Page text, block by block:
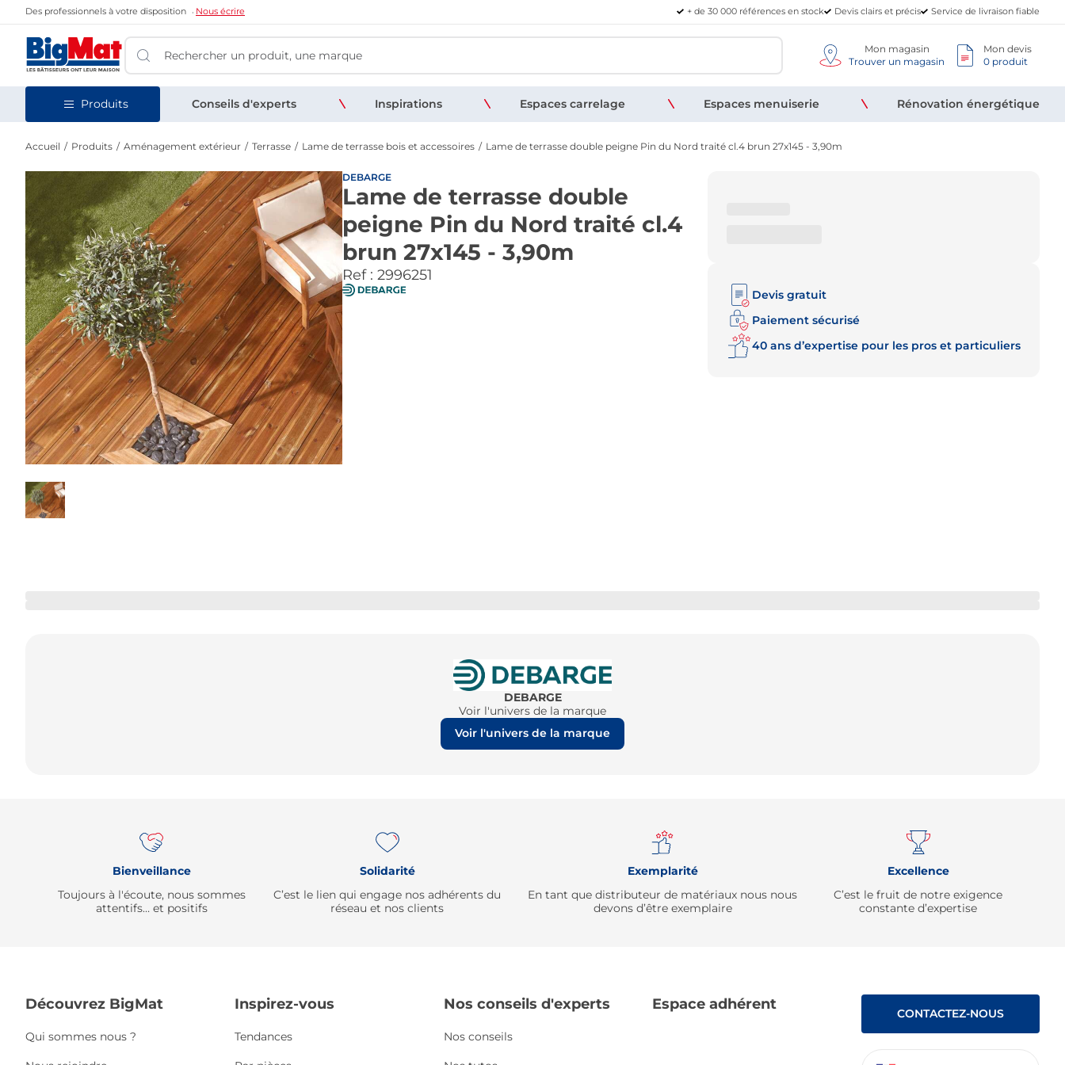
Des professionnels à votre disposition Nous écrire + de 30 000 références en stock Devis clairs et précis Service de livraison fiable
Mon magasin
Trouver un magasin
Mon devis
0 produit
Produits Conseils d'experts Inspirations Espaces carrelage Espaces menuiserie Rénovation énergétique
Accueil Produits Aménagement extérieur Terrasse Lame de terrasse bois et accessoires Lame de terrasse double peigne Pin du Nord traité cl.4 brun 27x145 - 3,90m
DEBARGE
Lame de terrasse double
peigne Pin du Nord traité cl.4
brun 27x145 - 3,90m
Ref : 2996251
Devis gratuit
Paiement sécurisé
40 ans d’expertise pour les pros et particuliers
DEBARGE
Voir l'univers de la marque
Voir l'univers de la marque
Bienveillance
Toujours à l'écoute, nous sommes
attentifs… et positifs
Solidarité
C’est le lien qui engage nos adhérents du
réseau et nos clients
Exemplarité
En tant que distributeur de matériaux nous nous
devons d’être exemplaire
Excellence
C’est le fruit de notre exigence
constante d’expertise
Découvrez BigMat
Qui sommes nous ?
Inspirez-vous
Tendances
Nos conseils d'experts
Nos conseils
Espace adhérent
CONTACTEZ-NOUS